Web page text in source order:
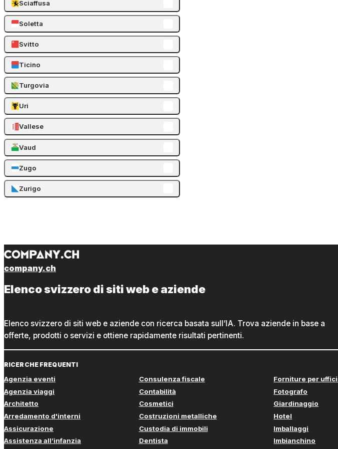
Sciaffusa
Soletta
Svitto
Ticino
Turgovia
Uri
Vallese
Vaud
Zugo
Zurigo
company.ch
Elenco svizzero di siti web e aziende
Elenco svizzero di siti web e aziende con ricerca basata sull’IA. Trova aziende in base a
offerte, prodotti o servizi e ottiene rapidamente risultati pertinenti.
RICERCHE FREQUENTI
Agenzia eventi
Agenzia viaggi
Architetto
Arredamento d'interni
Assicurazione
Assistenza all’infanzia
Consulenza fiscale
Contabilità
Cosmetici
Costruzioni metalliche
Custodia di immobili
Dentista
Forniture per
Fotografo
Giardinaggio
Hotel
Imballaggi
Imbianchino